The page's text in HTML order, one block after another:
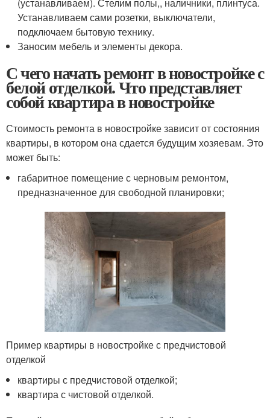
Устанавливаем сами розетки, выключатели,
подключаем бытовую технику.
Заносим мебель и элементы декора.
С чего начать ремонт в новостройке с
белой отделкой. Что представляет
собой квартира в новостройке
Стоимость ремонта в новостройке зависит от состояния
квартиры, в котором она сдается будущим хозяевам. Это
может быть:
габаритное помещение с черновым ремонтом,
предназначенное для свободной планировки;
Пример квартиры в новостройке с предчистовой
отделкой
квартиры с предчистовой отделкой;
квартира с чистовой отделкой.